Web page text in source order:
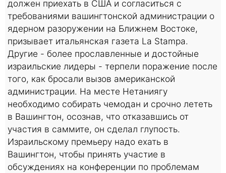
должен приехать в США и согласиться с
требованиями вашингтонской администрации о
ядерном разоружении на Ближнем Востоке,
призывает итальянская газета La Stampa.
Другие - более прославленные и достойные
израильские лидеры - терпели поражение после
того, как бросали вызов американской
администрации. На месте Нетаниягу
необходимо собирать чемодан и срочно лететь
в Вашингтон, осознав, что отказавшись от
участия в саммите, он сделал глупость.
Израильскому премьеру надо ехать в
Вашингтон, чтобы принять участие в
обсуждениях на конференции по проблемам